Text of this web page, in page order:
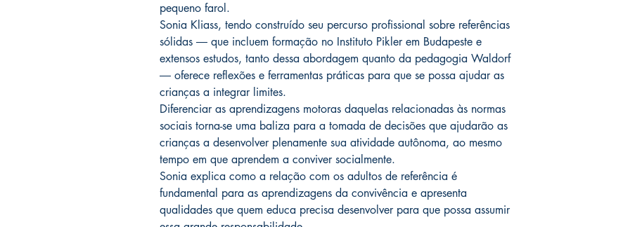
pequeno farol.
Sonia Kliass, tendo construído seu percurso profissional sobre referências
sólidas ― que incluem formação no Instituto Pikler em Budapeste e
extensos estudos, tanto dessa abordagem quanto da pedagogia Waldorf
― oferece reflexões e ferramentas práticas para que se possa ajudar as
crianças a integrar limites.
Diferenciar as aprendizagens motoras daquelas relacionadas às normas
sociais torna-se uma baliza para a tomada de decisões que ajudarão as
crianças a desenvolver plenamente sua atividade autônoma, ao mesmo
tempo em que aprendem a conviver socialmente.
Sonia explica como a relação com os adultos de referência é
fundamental para as aprendizagens da convivência e apresenta
qualidades que quem educa precisa desenvolver para que possa assumir